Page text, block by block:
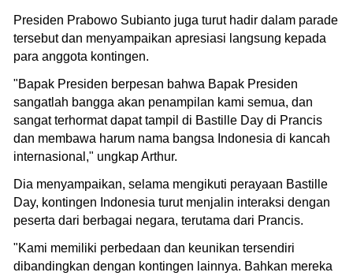
Presiden Prabowo Subianto juga turut hadir dalam parade
tersebut dan menyampaikan apresiasi langsung kepada
para anggota kontingen.
"Bapak Presiden berpesan bahwa Bapak Presiden
sangatlah bangga akan penampilan kami semua, dan
sangat terhormat dapat tampil di Bastille Day di Prancis
dan membawa harum nama bangsa Indonesia di kancah
internasional," ungkap Arthur.
Dia menyampaikan, selama mengikuti perayaan Bastille
Day, kontingen Indonesia turut menjalin interaksi dengan
peserta dari berbagai negara, terutama dari Prancis.
"Kami memiliki perbedaan dan keunikan tersendiri
dibandingkan dengan kontingen lainnya. Bahkan mereka